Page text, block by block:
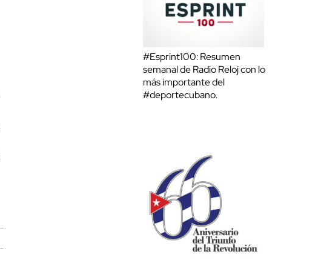
#Esprint100: Resumen
semanal de Radio Reloj con lo
más importante del
#deportecubano.